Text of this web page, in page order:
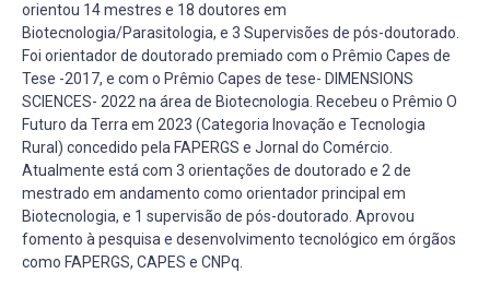
orientou 14 mestres e 18 doutores em
Biotecnologia/Parasitologia, e 3 Supervisões de pós-doutorado.
Foi orientador de doutorado premiado com o Prêmio Capes de
Tese -2017, e com o Prêmio Capes de tese- DIMENSIONS
SCIENCES- 2022 na área de Biotecnologia. Recebeu o Prêmio O
Futuro da Terra em 2023 (Categoria Inovação e Tecnologia
Rural) concedido pela FAPERGS e Jornal do Comércio.
Atualmente está com 3 orientações de doutorado e 2 de
mestrado em andamento como orientador principal em
Biotecnologia, e 1 supervisão de pós-doutorado. Aprovou
fomento à pesquisa e desenvolvimento tecnológico em órgãos
como FAPERGS, CAPES e CNPq.